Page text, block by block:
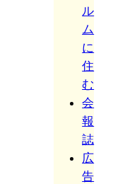
ル
ム
に
住
む
会
報
誌
広
告